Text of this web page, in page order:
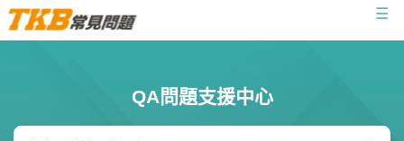
☰
QA問題支援中心